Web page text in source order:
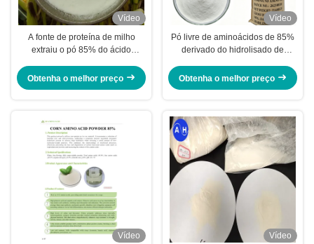
Vídeo
A fonte de proteína de milho
extraiu o pó 85% do ácido
enzimático da hidrólise
Obtenha o melhor preço
Vídeo
Pó livre de aminoácidos de 85%
derivado do hidrolisado de
para fertilizante à base de plantas
Obtenha o melhor preço
Vídeo
Vídeo